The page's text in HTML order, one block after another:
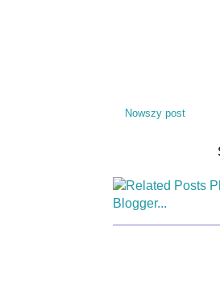
Nowszy post